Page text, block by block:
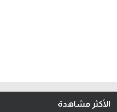
الأكثر مشاهدة